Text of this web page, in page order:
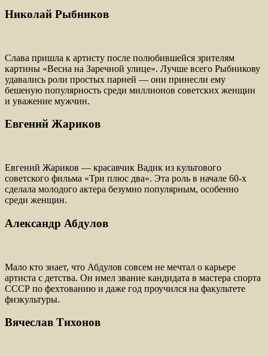
Николай Рыбников
Слава пришла к артисту после полюбившейся зрителям
картины «Весна на Заречной улице». Лучше всего Рыбникову
удавались роли простых парней — они принесли ему
бешеную популярность среди миллионов советских женщин
и уважение мужчин.
Евгений Жариков
Евгений Жариков — красавчик Вадик из культового
советского фильма «Три плюс два». Эта роль в начале 60-х
сделала молодого актера безумно популярным, особенно
среди женщин.
Александр Абдулов
Мало кто знает, что Абдулов совсем не мечтал о карьере
артиста с детства. Он имел звание кандидата в мастера спорта
СССР по фехтованию и даже год проучился на факультете
физкультуры.
Вячеслав Тихонов